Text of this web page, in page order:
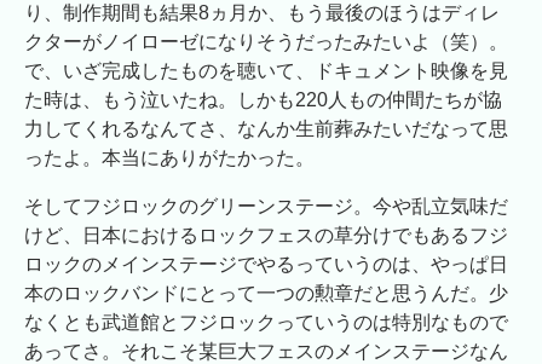
り、制作期間も結果8ヵ月か、もう最後のほうはディレ
クターがノイローゼになりそうだったみたいよ（笑）。
で、いざ完成したものを聴いて、ドキュメント映像を見
た時は、もう泣いたね。しかも220人もの仲間たちが協
力してくれるなんてさ、なんか生前葬みたいだなって思
ったよ。本当にありがたかった。
そしてフジロックのグリーンステージ。今や乱立気味だ
けど、日本におけるロックフェスの草分けでもあるフジ
ロックのメインステージでやるっていうのは、やっぱ日
本のロックバンドにとって一つの勲章だと思うんだ。少
なくとも武道館とフジロックっていうのは特別なもので
あってさ。それこそ某巨大フェスのメインステージなん